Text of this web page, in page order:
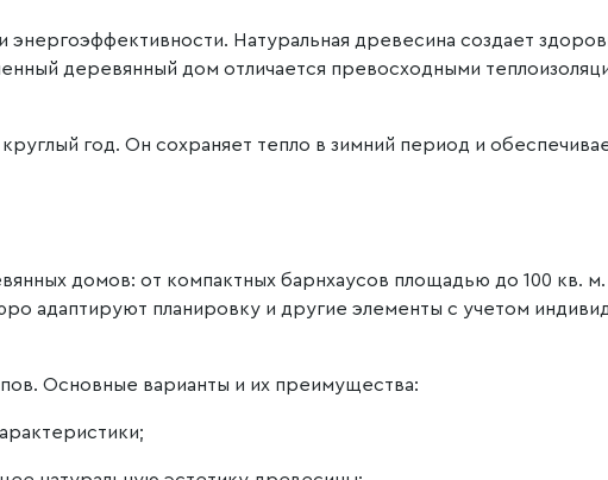
Натуральная древесина создает
деревянный дом отличается превосходными
год. Он сохраняет тепло в зимний период и
домов: от компактных барнхаусов площадью до 100 кв.
адаптируют планировку и другие элементы с учетом
Основные варианты и их преимущества: